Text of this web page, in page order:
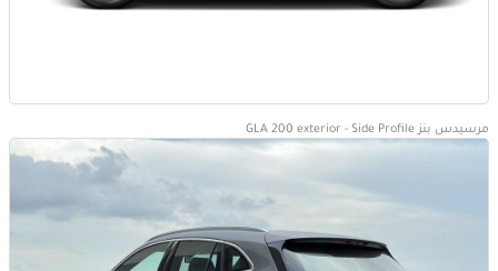
مرسيدس بنز GLA 200 exterior - Side Profile